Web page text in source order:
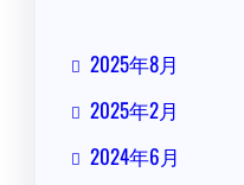
2025年8月
2025年2月
2024年6月